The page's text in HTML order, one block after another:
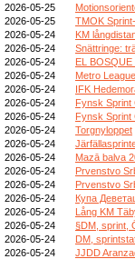
2026-05-25
2026-05-25
TMOK
2026-05-24
KM
2026-05-24
Snättringe:
2026-05-24
EL
2026-05-24
Metro
2026-05-24
IFK
2026-05-24
Fynsk Sprint
2026-05-24
Fynsk Sprint
2026-05-24
Torgnyloppet
2026-05-24
2026-05-24
Mazā balva
2026-05-24
Prvenstvo
2026-05-24
Prvenstvo
2026-05-24
Купа
2026-05-24
Lång KM
2026-05-24
§DM, sprint,
2026-05-24
DM,
2026-05-24
JJDD